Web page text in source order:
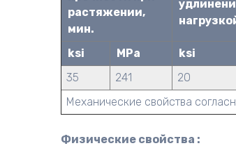
Механические свойства
растяжении,
мин.
ksi MPa ksi
35
241 20
Физические свойства :